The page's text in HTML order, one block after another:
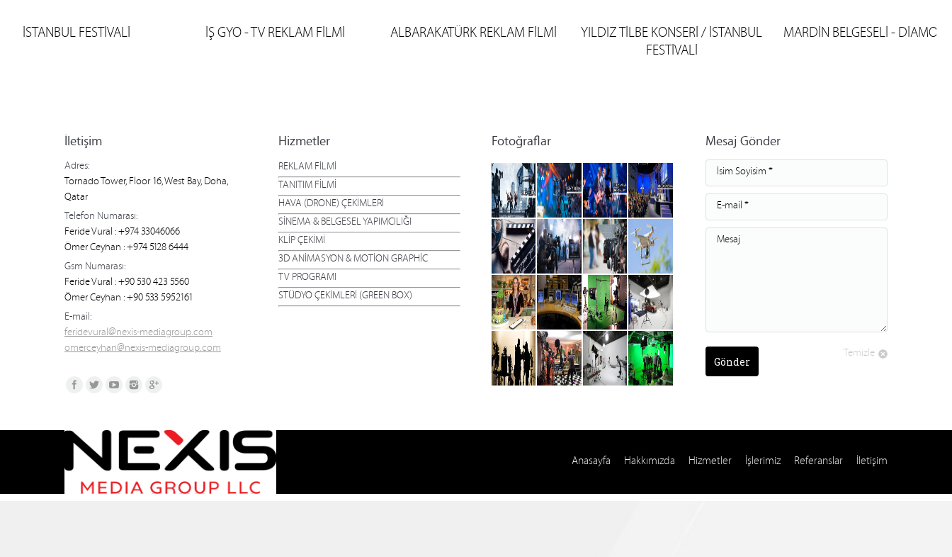
İSTANBUL FESTİVALİ İŞ GYO - TV REKLAM FİLMİ ALBARAKATÜRK REKLAM FİLMİ YILDIZ TİLBE KONSERİ / İSTANBUL
FESTİVALİ
MARDİN BELGESELİ -
İletişim
Adres:
Tornado Tower, Floor 16, West Bay, Doha,
Qatar
Telefon Numarası:
Feride Vural : +974 33046066
Ömer Ceyhan : +974 5128 6444
Gsm Numarası:
Feride Vural : +90 530 423 5560
Ömer Ceyhan : +90 533 5952161
E-mail:
feridevural@nexis-mediagroup.com
omerceyhan@nexis-mediagroup.com
Find us on:
Hizmetler
REKLAM FİLMİ
TANITIM FİLMİ
HAVA (DRONE) ÇEKİMLERİ
SİNEMA & BELGESEL YAPIMCILIĞI
KLİP ÇEKİMİ
3D ANİMASYON & MOTİON GRAPHİC
TV PROGRAMI
STÜDYO ÇEKİMLERİ (GREEN BOX)
Fotoğraflar Mesaj Gönder
İsim Soyisim *
E-mail *
Mesaj
Gönder Temizle
Anasayfa Hakkımızda Hizmetler İşlerimiz Referanslar İletişim